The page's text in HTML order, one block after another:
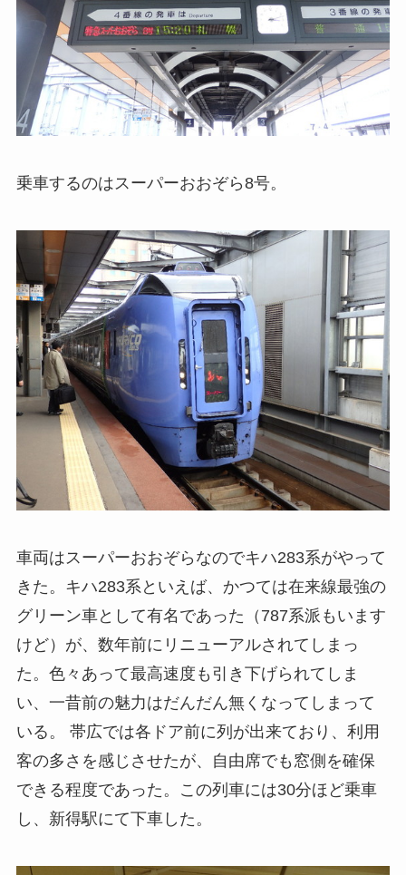
乗車するのはスーパーおおぞら8号。
車両はスーパーおおぞらなのでキハ283系がやって
きた。キハ283系といえば、かつては在来線最強の
グリーン車として有名であった（787系派もいます
けど）が、数年前にリニューアルされてしまっ
た。色々あって最高速度も引き下げられてしま
い、一昔前の魅力はだんだん無くなってしまって
いる。 帯広では各ドア前に列が出来ており、利用
客の多さを感じさせたが、自由席でも窓側を確保
できる程度であった。この列車には30分ほど乗車
し、新得駅にて下車した。